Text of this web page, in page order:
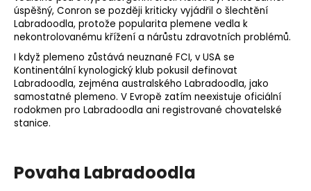
úspěšný, Conron se později kriticky vyjádřil o šlechtění
Labradoodla, protože popularita plemene vedla k
nekontrolovanému křížení a nárůstu zdravotních problémů.
I když plemeno zůstává neuznané FCI, v USA se
Kontinentální kynologický klub pokusil definovat
Labradoodla, zejména australského Labradoodla, jako
samostatné plemeno. V Evropě zatím neexistuje oficiální
rodokmen pro Labradoodla ani registrované chovatelské
stanice.
Povaha Labradoodla